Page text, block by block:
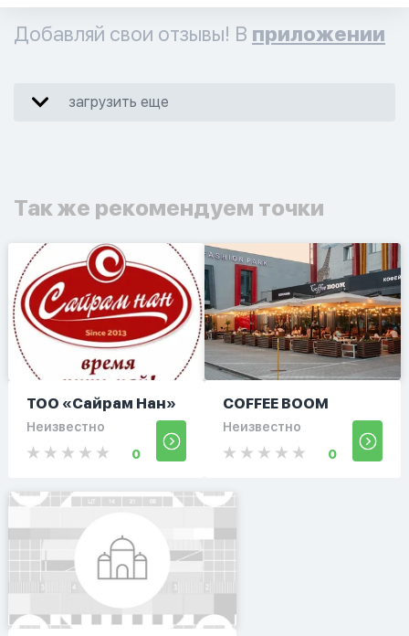
Добавляй свои отзывы! В приложении
загрузить еще
Так же рекомендуем точки
ТОО «Сайрам Нан»
Неизвестно
0
COFFEE BOOM
Неизвестно
0